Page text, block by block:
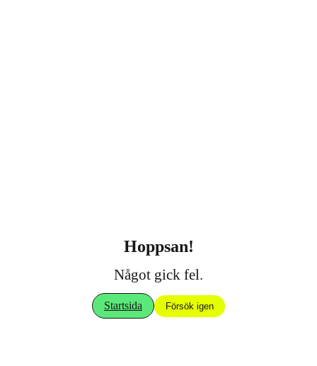
Hoppsan!
Något gick fel.
Startsida Försök igen